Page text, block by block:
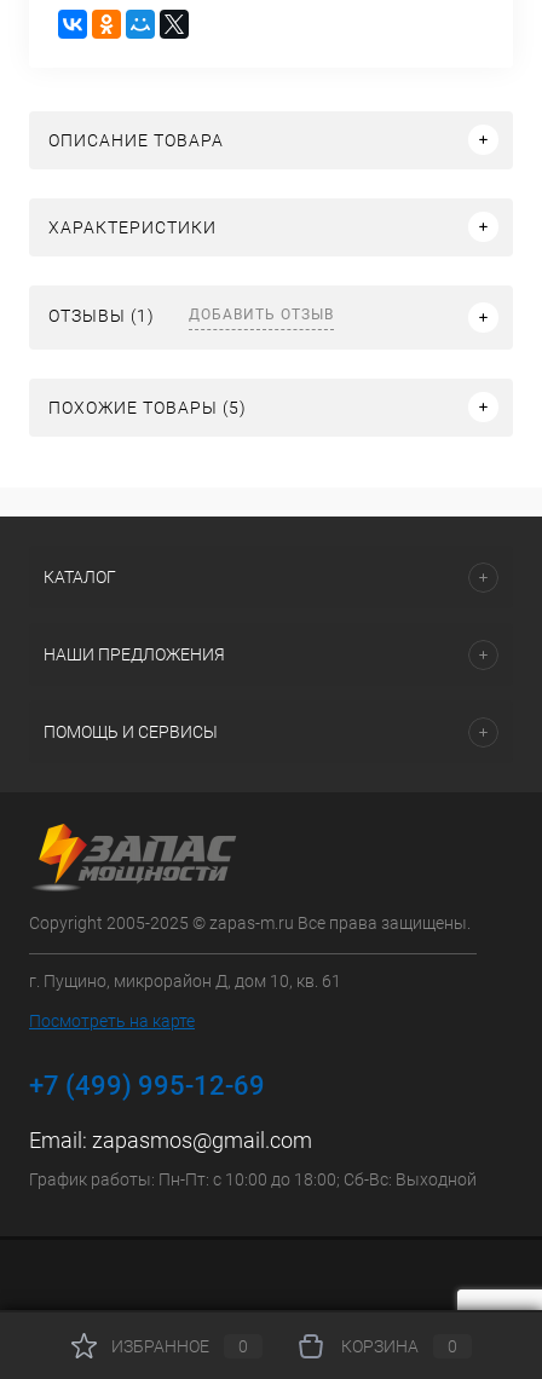
ОПИСАНИЕ ТОВАРА
ХАРАКТЕРИСТИКИ
ОТЗЫВЫ (1) ДОБАВИТЬ ОТЗЫВ
ПОХОЖИЕ ТОВАРЫ (5)
КАТАЛОГ
НАШИ ПРЕДЛОЖЕНИЯ
ПОМОЩЬ И СЕРВИСЫ
Copyright 2005-2025 © zapas-m.ru Все права защищены.
г. Пущино, микрорайон Д, дом 10, кв. 61
Посмотреть на карте
+7 (499) 995-12-69
Email: zapasmos@gmail.com
График работы: Пн-Пт: с 10:00 до 18:00; Сб-Вс: Выходной
ИЗБРАННОЕ 0 КОРЗИНА 0